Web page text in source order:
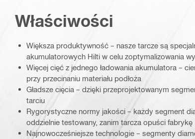
Właściwości
Większa produktywność – nasze tarcze są
akumulatorowych Hilti w celu zoptymalizowania
Więcej cięć z jednego ładowania akumulatora –
przy przecinaniu materiału podłoża
Gładsze cięcia – dzięki przeprojektowanym
tarciu
Rygorystyczne normy jakości – każdy segment
oddzielnie testowany, zanim tarcza opuści fabrykę
Najnowocześniejsze technologie – segmenty